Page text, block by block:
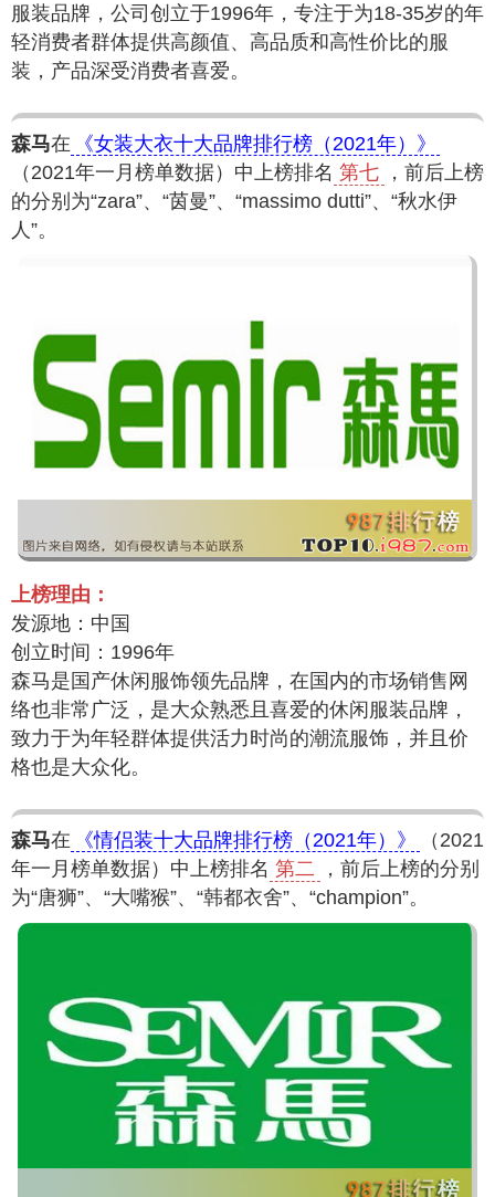
服装品牌，公司创立于1996年，专注于为18-35岁的年
轻消费者群体提供高颜值、高品质和高性价比的服
装，产品深受消费者喜爱。
森马在
《女装大衣十大品牌排行榜（2021年）》
（2021年一月榜单数据）中上榜排名 第七
，前后上榜
的分别为“zara”、“茵曼”、“massimo dutti”、“秋水伊
人”。
上榜理由：
发源地：中国
创立时间：1996年
森马是国产休闲服饰领先品牌，在国内的市场销售网
络也非常广泛，是大众熟悉且喜爱的休闲服装品牌，
致力于为年轻群体提供活力时尚的潮流服饰，并且价
格也是大众化。
森马在 《情侣装十大品牌排行榜（2021年）》
（2021
年一月榜单数据）中上榜排名 第二
，前后上榜的分别
为“唐狮”、“大嘴猴”、“韩都衣舍”、“champion”。